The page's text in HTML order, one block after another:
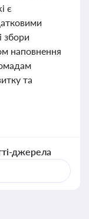
є
збори
наповнення
та
джерела